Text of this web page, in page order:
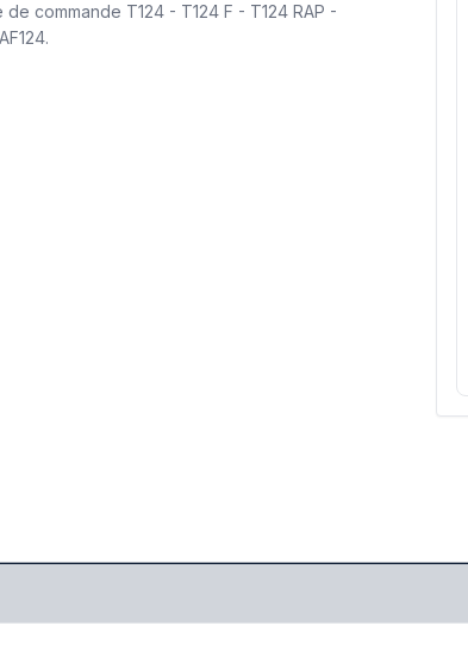
commande T124 - T124 F - T124 RAP -